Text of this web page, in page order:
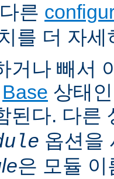
른
를 더 자
거나 빼서
Base 상태
된다. 다른
옵션을
은 모듈